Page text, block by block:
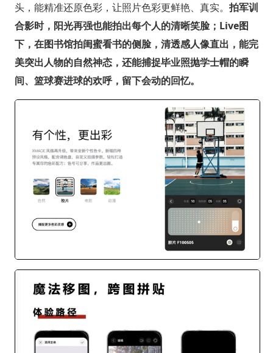
头，能精准还原色彩，让照片色彩更鲜艳、真实。 拍军训
合影时，阳光再强也能拍出每个人的清晰笑脸；Live图
下，在图书馆拍闺蜜看书的侧脸，清透感人像直出，能完
美突出人物的自然神态，还能捕捉毕业照抛学士帽的瞬
间、篮球赛进球的欢呼，留下会动的回忆。